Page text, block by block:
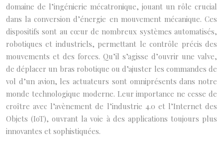
domaine de l’ingénierie mécatronique, jouant un rôle crucial
dans la conversion d’énergie en mouvement mécanique. Ces
dispositifs sont au cœur de nombreux systèmes automatisés,
robotiques et industriels, permettant le contrôle précis des
mouvements et des forces. Qu’il s’agisse d’ouvrir une valve,
de déplacer un bras robotique ou d’ajuster les commandes de
vol d’un avion, les actuateurs sont omniprésents dans notre
monde technologique moderne. Leur importance ne cesse de
croître avec l’avènement de l’industrie 4.0 et l’Internet des
Objets (IoT), ouvrant la voie à des applications toujours plus
innovantes et sophistiquées.